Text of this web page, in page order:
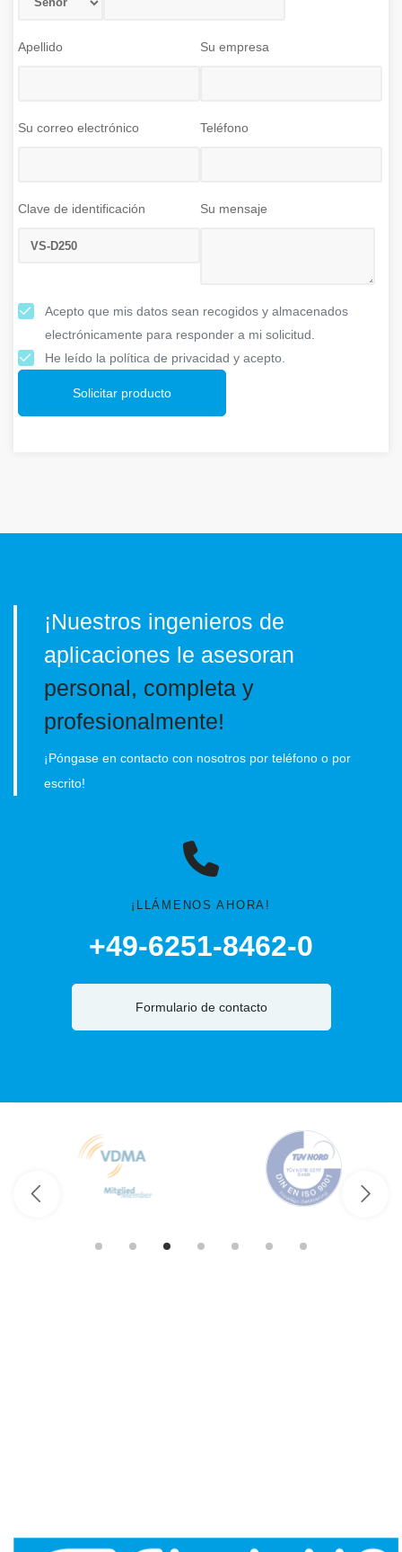
Apellido Su empresa
Su correo electrónico Teléfono
Clave de identificación Su mensaje
Acepto que mis datos sean recogidos y almacenados
electrónicamente para responder a mi solicitud.
He leído la política de privacidad y acepto.
Solicitar producto
¡Nuestros ingenieros de
aplicaciones le asesoran
personal, completa y
profesionalmente!
¡Póngase en contacto con nosotros por teléfono o por
escrito!
¡LLÁMENOS AHORA!
+49-6251-8462-0
Formulario de contacto